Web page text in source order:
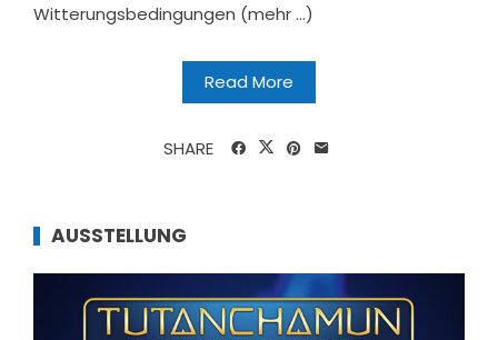
Witterungsbedingungen (mehr …)
Read More
SHARE
AUSSTELLUNG